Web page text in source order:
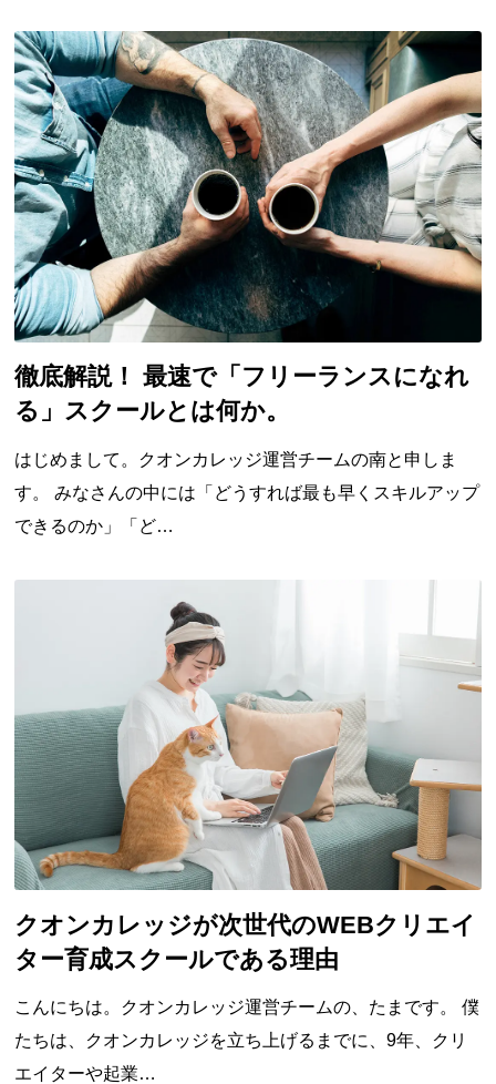
徹底解説！ 最速で「フリーランスになれ
る」スクールとは何か。
はじめまして。クオンカレッジ運営チームの南と申しま
す。 みなさんの中には「どうすれば最も早くスキルアップ
できるのか」「ど…
クオンカレッジが次世代のWEBクリエイ
ター育成スクールである理由
こんにちは。クオンカレッジ運営チームの、たまです。 僕
たちは、クオンカレッジを立ち上げるまでに、9年、クリ
エイターや起業…